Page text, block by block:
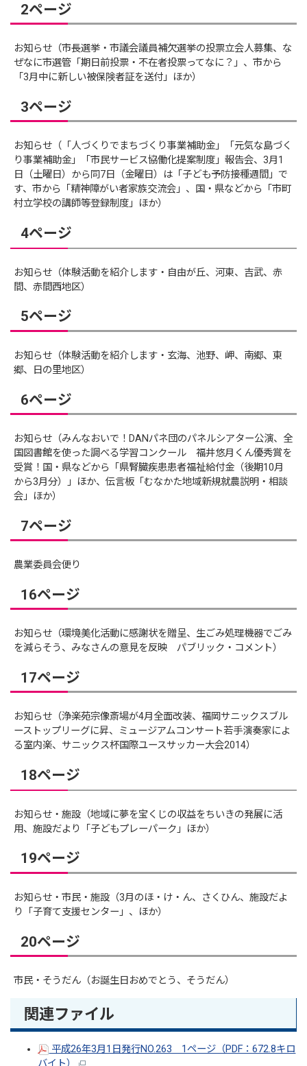
2ページ
お知らせ（市長選挙・市議会議員補欠選挙の投票立会人募集、な
ぜなに市選管「期日前投票・不在者投票ってなに？」、市から
「3月中に新しい被保険者証を送付」ほか）
3ページ
お知らせ（「人づくりでまちづくり事業補助金」「元気な島づく
り事業補助金」「市民サービス協働化提案制度」報告会、3月1
日（土曜日）から同7日（金曜日）は「子ども予防接種週間」で
す、市から「精神障がい者家族交流会」、国・県などから「市町
村立学校の講師等登録制度」ほか）
4ページ
お知らせ（体験活動を紹介します・自由が丘、河東、吉武、赤
間、赤間西地区）
5ページ
お知らせ（体験活動を紹介します・玄海、池野、岬、南郷、東
郷、日の里地区）
6ページ
お知らせ（みんなおいで！DANパネ団のパネルシアター公演、全
国図書館を使った調べる学習コンクール 福井悠月くん優秀賞を
受賞！国・県などから「県腎臓疾患患者福祉給付金（後期10月
から3月分）」ほか、伝言板「むなかた地域新規就農説明・相談
会」ほか）
7ページ
農業委員会便り
16ページ
お知らせ（環境美化活動に感謝状を贈呈、生ごみ処理機器でごみ
を減らそう、みなさんの意見を反映 パブリック・コメント）
17ページ
お知らせ（浄楽苑宗像斎場が4月全面改装、福岡サニックスブル
ーストップリーグに昇、ミュージアムコンサート若手演奏家によ
る室内楽、サニックス杯国際ユースサッカー大会2014）
18ページ
お知らせ・施設（地域に夢を宝くじの収益をちいきの発展に活
用、施設だより「子どもプレーパーク」ほか）
19ページ
お知らせ・市民・施設（3月のほ・け・ん、さくひん、施設だよ
り「子育て支援センター」、ほか）
20ページ
市民・そうだん（お誕生日おめでとう、そうだん）
関連ファイル
平成26年3月1日発行NO.263 1ページ（PDF：672.8キロ
バイト）